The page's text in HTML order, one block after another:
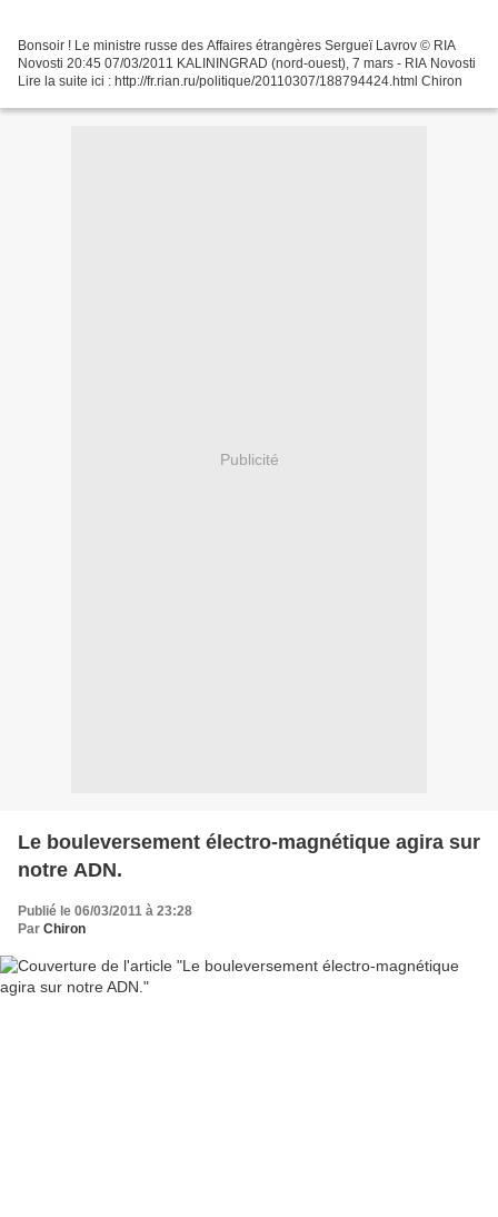
Bonsoir ! Le ministre russe des Affaires étrangères Sergueï Lavrov © RIA
Novosti 20:45 07/03/2011 KALININGRAD (nord-ouest), 7 mars - RIA Novosti
Lire la suite ici : http://fr.rian.ru/politique/20110307/188794424.html Chiron
Publicité
Le bouleversement électro-magnétique agira sur
notre ADN.
Publié le 06/03/2011 à 23:28
Par Chiron